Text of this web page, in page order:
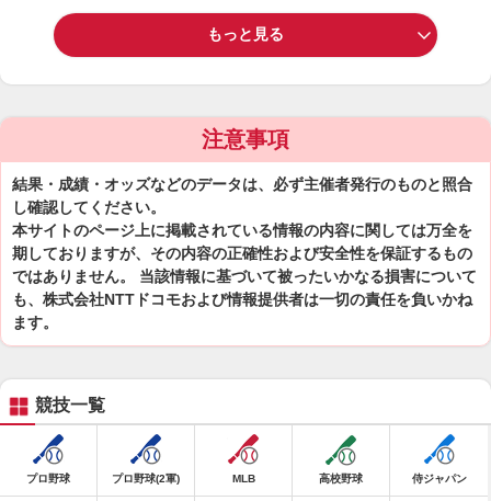
もっと見る
注意事項
結果・成績・オッズなどのデータは、必ず主催者発行のものと照合
し確認してください。
本サイトのページ上に掲載されている情報の内容に関しては万全を
期しておりますが、その内容の正確性および安全性を保証するもの
ではありません。 当該情報に基づいて被ったいかなる損害について
も、株式会社NTTドコモおよび情報提供者は一切の責任を負いかね
ます。
競技一覧
プロ野球 プロ野球(2軍) MLB 高校野球 侍ジャパン